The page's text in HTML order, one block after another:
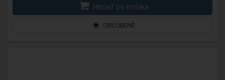
PRIDAŤ DO KOŠÍKA
OBĽÚBENÉ